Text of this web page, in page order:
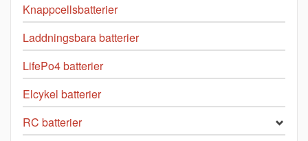
Knappcellsbatterier
Laddningsbara batterier
LifePo4 batterier
Elcykel batterier
RC batterier